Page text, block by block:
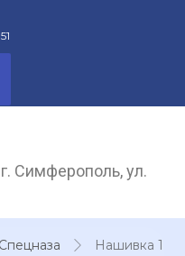
Симферополь, ул.
Нашивка 1